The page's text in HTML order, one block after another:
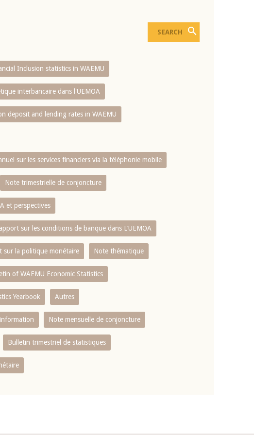
Inclusion statistics in WAEMU
interbancaire dans l'UEMOA
deposit and lending rates in WAEMU
sur les services financiers via la téléphonie mobile
Note trimestrielle de conjoncture
et perspectives
sur les conditions de banque dans L‘UEMOA
sur la politique monétaire Note thématique
of WAEMU Economic Statistics
Yearbook Autres
Note mensuelle de conjoncture
Bulletin trimestriel de statistiques